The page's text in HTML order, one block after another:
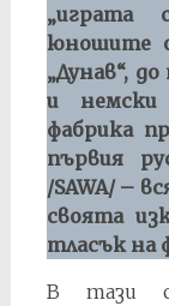
„играта
юношите
„Дунав“,
и немски
фабрика
първия
/SAWA/–
своята
тласък на
В тази